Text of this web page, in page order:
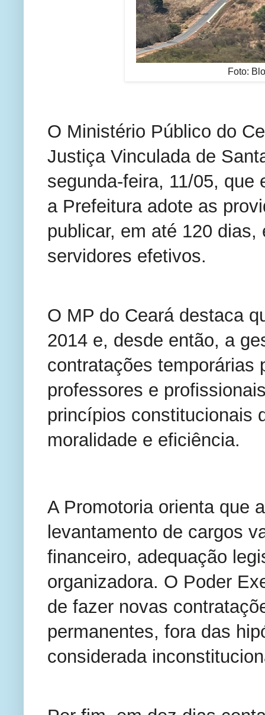
Foto:
O Ministério Público do
Justiça Vinculada de
segunda-feira, 11/05, que
a Prefeitura adote as
publicar, em até 120
servidores efetivos.
O MP do Ceará destaca
2014 e, desde então, a
contratações temporárias
professores e
princípios constitucionais
moralidade e eficiência.
A Promotoria orienta que
levantamento de cargos
financeiro, adequação
organizadora. O Poder
de fazer novas
permanentes, fora das
considerada